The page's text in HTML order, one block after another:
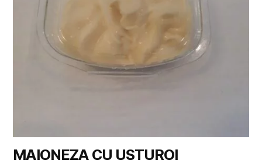
MAIONEZA CU USTUROI